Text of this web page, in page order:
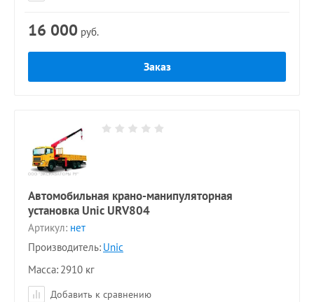
16 000 руб.
Заказ
Автомобильная крано-манипуляторная
установка Unic URV804
Артикул: нет
Производитель: Unic
Масса 2910 кг
Добавить к сравнению